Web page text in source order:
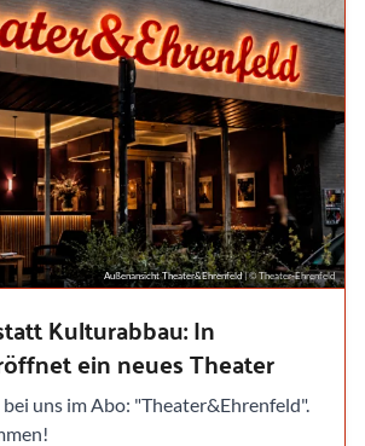
Außenansicht Theater&Ehrenfeld| © Theater-Ehrenfeld
Kulturabbau: In
ein neues Theater
uns im Abo: "Theater&Ehrenfeld".